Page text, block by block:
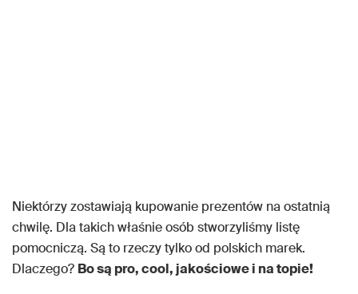
Niektórzy zostawiają kupowanie prezentów na ostatnią
chwilę. Dla takich właśnie osób stworzyliśmy listę
pomocniczą. Są to rzeczy tylko od polskich marek.
Dlaczego? Bo są pro, cool, jakościowe i na topie!